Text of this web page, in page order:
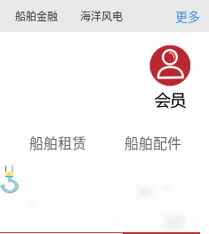
船舶金融 海洋风电 更多
船舶租赁 船舶配件